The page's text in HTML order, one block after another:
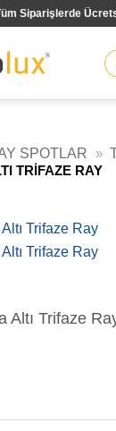
Siparişlerde
SPOTLAR »
TRIFAZE RAY
Altı Trifaze